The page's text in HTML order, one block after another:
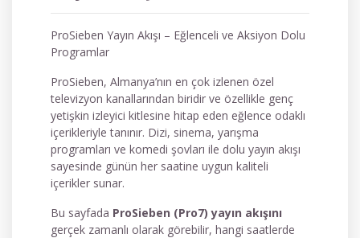
ProSieben Yayın Akışı – Eğlenceli ve Aksiyon Dolu
Programlar
ProSieben, Almanya’nın en çok izlenen özel
televizyon kanallarından biridir ve özellikle genç
yetişkin izleyici kitlesine hitap eden eğlence odaklı
içerikleriyle tanınır. Dizi, sinema, yarışma
programları ve komedi şovları ile dolu yayın akışı
sayesinde günün her saatine uygun kaliteli
içerikler sunar.
Bu sayfada ProSieben (Pro7) yayın akışını
gerçek zamanlı olarak görebilir, hangi saatlerde